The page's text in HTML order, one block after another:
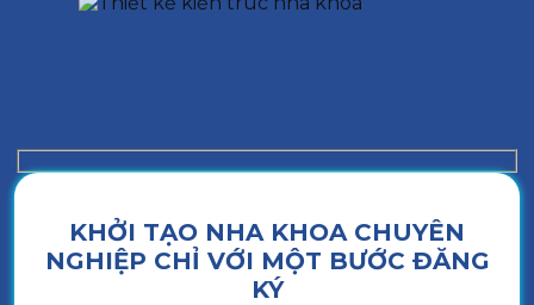
KHỞI TẠO NHA KHOA CHUYÊN
NGHIỆP CHỈ VỚI MỘT BƯỚC ĐĂNG
KÝ